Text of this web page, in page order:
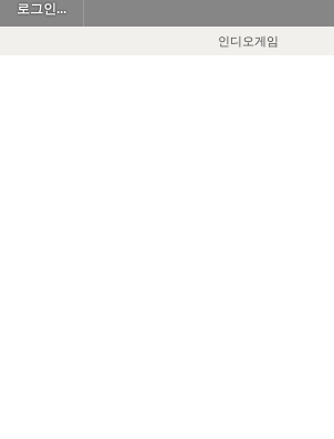
로그인...
인디오게임